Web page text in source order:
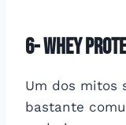
6- Whey
Um dos mitos
bastante